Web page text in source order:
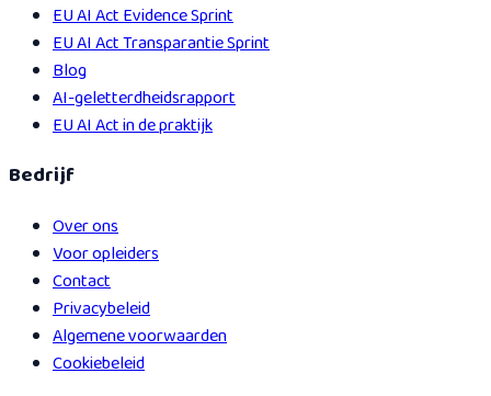
EU AI Act Evidence Sprint
EU AI Act Transparantie Sprint
Blog
AI-geletterdheidsrapport
EU AI Act in de praktijk
Bedrijf
Over ons
Voor opleiders
Contact
Privacybeleid
Algemene voorwaarden
Cookiebeleid